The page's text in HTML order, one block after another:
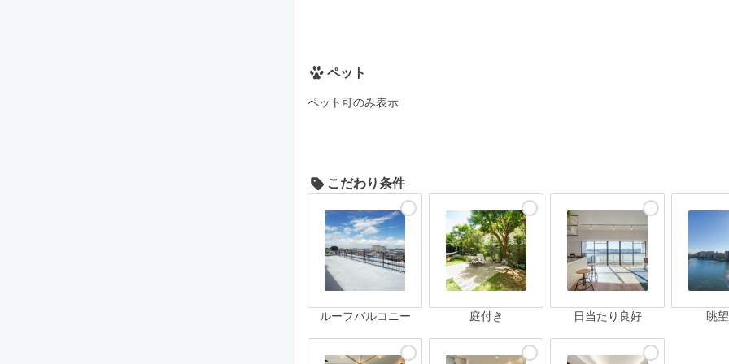
ペット
ペット可のみ表示
こだわり条件
ルーフバルコニー 庭付き 日当たり良好 眺